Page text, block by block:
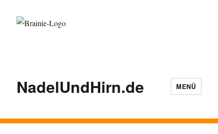
NadelUndHirn.de MENÜ